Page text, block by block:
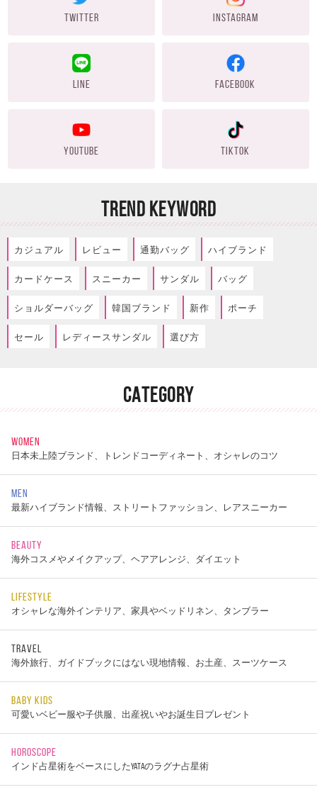
TWITTER INSTAGRAM
LINE FACEBOOK
YOUTUBE TIKTOK
TREND KEYWORD
カジュアル レビュー 通勤バッグ ハイブランド
カードケース スニーカー サンダル バッグ
ショルダーバッグ 韓国ブランド 新作 ポーチ
セール レディースサンダル 選び方
CATEGORY
WOMEN
日本未上陸ブランド、トレンドコーディネート、オシャレのコツ
MEN
最新ハイブランド情報、ストリートファッション、レアスニーカー
BEAUTY
海外コスメやメイクアップ、ヘアアレンジ、ダイエット
LIFESTYLE
オシャレな海外インテリア、家具やベッドリネン、タンブラー
TRAVEL
海外旅行、ガイドブックにはない現地情報、お土産、スーツケース
BABY KIDS
可愛いベビー服や子供服、出産祝いやお誕生日プレゼント
HOROSCOPE
インド占星術をベースにしたYATAのラグナ占星術